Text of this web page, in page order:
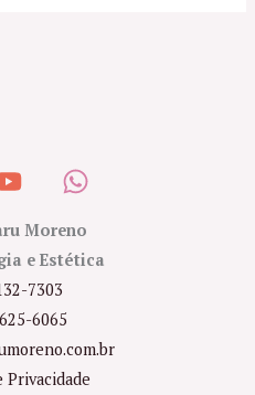
Moreno
e Estética
7303
6065